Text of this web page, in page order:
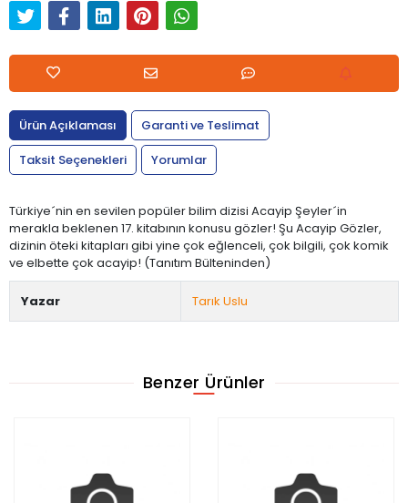
Ürün Açıklaması
Garanti ve Teslimat
Taksit Seçenekleri
Yorumlar
Türkiye´nin en sevilen popüler bilim dizisi Acayip Şeyler´in
merakla beklenen 17. kitabının konusu gözler! Şu Acayip Gözler,
dizinin öteki kitapları gibi yine çok eğlenceli, çok bilgili, çok komik
ve elbette çok acayip! (Tanıtım Bülteninden)
Yazar Tarık Uslu
Benzer Ürünler